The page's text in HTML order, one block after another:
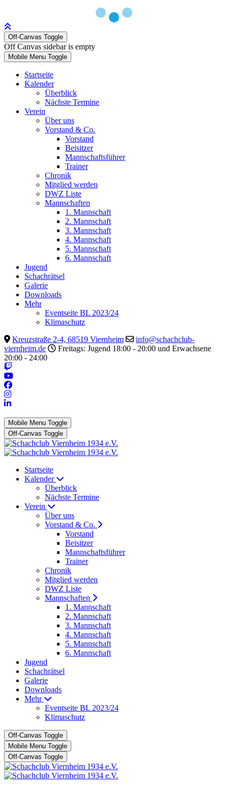
Off-Canvas Toggle
Off Canvas sidebar is empty
Mobile Menu Toggle
Startseite
Kalender
Überblick
Nächste Termine
Verein
Über uns
Vorstand & Co.
Vorstand
Beisitzer
Mannschaftsführer
Trainer
Chronik
Mitglied werden
DWZ Liste
Mannschaften
1. Mannschaft
2. Mannschaft
3. Mannschaft
4. Mannschaft
5. Mannschaft
6. Mannschaft
Jugend
Schachrätsel
Galerie
Downloads
Mehr
Eventseite BL 2023/24
Klimaschutz
Kreuzstraße 2-4, 68519 Viernheim
info@schachclub-
viernheim.de
Freitags: Jugend 18:00 - 20:00 und Erwachsene
20:00 - 24:00
Mobile Menu Toggle
Off-Canvas Toggle
Startseite
Kalender
Überblick
Nächste Termine
Verein
Über uns
Vorstand & Co.
Vorstand
Beisitzer
Mannschaftsführer
Trainer
Chronik
Mitglied werden
DWZ Liste
Mannschaften
1. Mannschaft
2. Mannschaft
3. Mannschaft
4. Mannschaft
5. Mannschaft
6. Mannschaft
Jugend
Schachrätsel
Galerie
Downloads
Mehr
Eventseite BL 2023/24
Klimaschutz
Off-Canvas Toggle
Mobile Menu Toggle
Off-Canvas Toggle